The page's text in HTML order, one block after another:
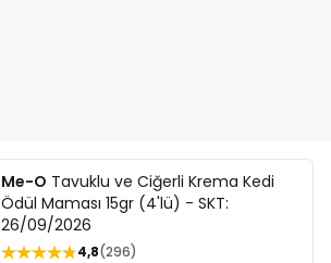
Me-O Tavuklu ve Ciğerli Krema Kedi
Ödül Maması 15gr (4'lü) - SKT:
26/09/2026
4,8 296